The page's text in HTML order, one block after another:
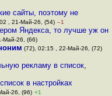
сайты, поэтому не
, 21-Май-26, (54) –1
Яндекса, то лучше уж он
Май-26, (66)
(72), 02:15 , 22-Май-26, (72)
рекламу в список,
в настройках
26, (96) +1